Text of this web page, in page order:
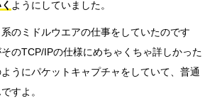
ようにしていました。
のミドルウエアの仕事をしていたのです
のTCP/IPの仕様にめちゃくちゃ詳しかった
うにパケットキャプチャをしていて、普通
すよ。